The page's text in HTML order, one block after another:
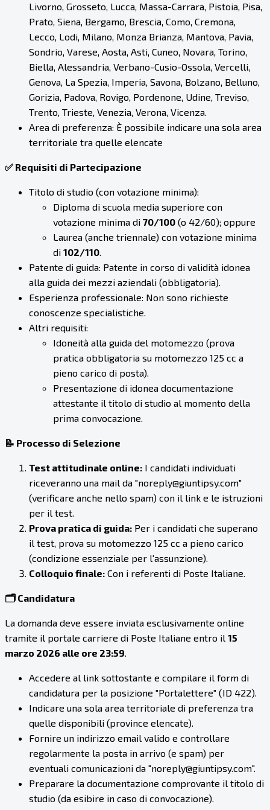
Livorno, Grosseto, Lucca, Massa-Carrara, Pistoia, Pisa,
Prato, Siena, Bergamo, Brescia, Como, Cremona,
Lecco, Lodi, Milano, Monza Brianza, Mantova, Pavia,
Sondrio, Varese, Aosta, Asti, Cuneo, Novara, Torino,
Biella, Alessandria, Verbano-Cusio-Ossola, Vercelli,
Genova, La Spezia, Imperia, Savona, Bolzano, Belluno,
Gorizia, Padova, Rovigo, Pordenone, Udine, Treviso,
Trento, Trieste, Venezia, Verona, Vicenza.
Area di preferenza: È possibile indicare una sola area
territoriale tra quelle elencate
✅ Requisiti di Partecipazione
Titolo di studio (con votazione minima):
Diploma di scuola media superiore con
votazione minima di 70/100 (o 42/60); oppure
Laurea (anche triennale) con votazione minima
di 102/110.
Patente di guida: Patente in corso di validità idonea
alla guida dei mezzi aziendali (obbligatoria).
Esperienza professionale: Non sono richieste
conoscenze specialistiche.
Altri requisiti:
Idoneità alla guida del motomezzo (prova
pratica obbligatoria su motomezzo 125 cc a
pieno carico di posta).
Presentazione di idonea documentazione
attestante il titolo di studio al momento della
prima convocazione.
📝 Processo di Selezione
Test attitudinale online: I candidati individuati
riceveranno una mail da "noreply@giuntipsy.com"
(verificare anche nello spam) con il link e le istruzioni
per il test.
Prova pratica di guida: Per i candidati che superano
il test, prova su motomezzo 125 cc a pieno carico
(condizione essenziale per l'assunzione).
Colloquio finale: Con i referenti di Poste Italiane.
🗂️ Candidatura
La domanda deve essere inviata esclusivamente online
tramite il portale carriere di Poste Italiane entro il 15
marzo 2026 alle ore 23:59.
Accedere al link sottostante e compilare il form di
candidatura per la posizione "Portalettere" (ID 422).
Indicare una sola area territoriale di preferenza tra
quelle disponibili (province elencate).
Fornire un indirizzo email valido e controllare
regolarmente la posta in arrivo (e spam) per
eventuali comunicazioni da "noreply@giuntipsy.com".
Preparare la documentazione comprovante il titolo di
studio (da esibire in caso di convocazione).